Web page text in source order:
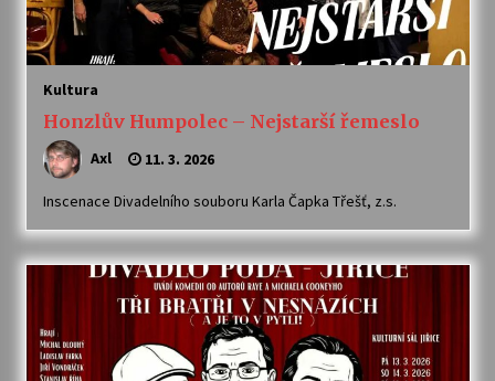
Kultura
Honzlův Humpolec – Nejstarší řemeslo
Axl 11. 3. 2026
Inscenace Divadelního souboru Karla Čapka Třešť, z.s.